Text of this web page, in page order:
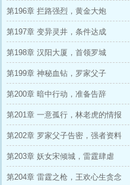
第196章 拦路强烈，黄金大炮
第197章 变异灵井，条件达成
第198章 汉阳大厦，首领罗城
第199章 神秘血钻，罗家父子
第200章 暗中行动，准备告辞
第201章 一意孤行，林老虎的情报
第202章 罗家父子告密，强者资料
第203章 妖女宋倾城，雷霆肆虐
第204章 雷霆之枪，王欢心生贪念